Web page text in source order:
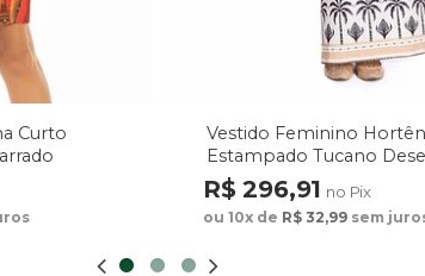
Curto
Vestido Feminino
Estampado Tucano
Étnicos
R$ 296,91 no Pix
ou 10x de R$ 32,99 sem